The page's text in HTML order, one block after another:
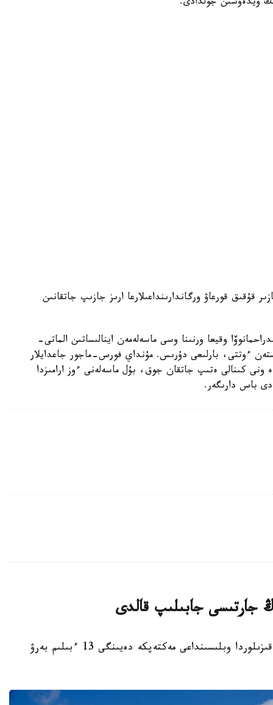
قورعاۋ ورگاندارىنداعىلارعا ارىز جازىپ جاتقانىن
وقيعا ورنىنا وسى ماسەلەمەن اينالىساتىن الماتى-
ءوتتى، بارلىعى دۇرىس. مۇنداي فورس-ماجور جاعدايلار
كىنالى ەتىپ جاتقان جوق، بۇل ماسەلەنى ءوز ارامىزدا
باس دارىگەر.
قىزىلوردا. KAZINFORM - بيىل قاڭتار ايىندا قىزىلوردا وبلىسىنداعى مەكتەپكە دەيىنگى 13 ءبىلىم بەرۋ